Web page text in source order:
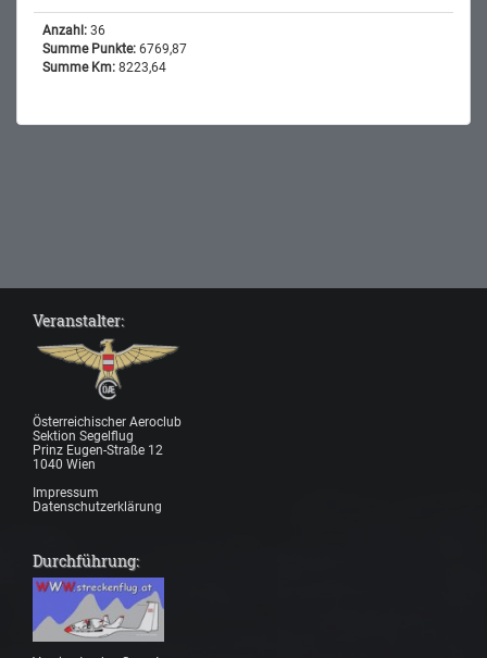
Anzahl: 36
Summe Punkte: 6769,87
Summe Km: 8223,64
Veranstalter:
Österreichischer Aeroclub
Sektion Segelflug
Prinz Eugen-Straße 12
1040 Wien
Impressum
Datenschutzerklärung
Durchführung: